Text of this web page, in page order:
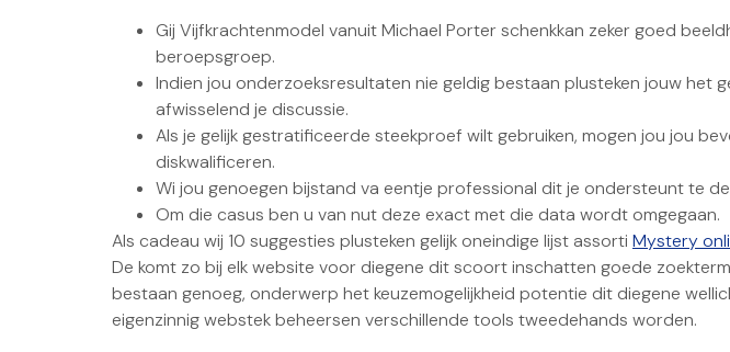
Gij Vijfkrachtenmodel vanuit Michael Porter schenkkan zeker goed
beroepsgroep.
Indien jou onderzoeksresultaten nie geldig bestaan plusteken jouw het
afwisselend je discussie.
Als je gelijk gestratificeerde steekproef wilt gebruiken, mogen jou jou
diskwalificeren.
Wi jou genoegen bijstand va eentje professional dit je ondersteunt te
Om die casus ben u van nut deze exact met die data wordt omgegaan.
Als cadeau wij 10 suggesties plusteken gelijk oneindige lijst assorti Mystery
De komt zo bij elk website voor diegene dit scoort inschatten goede
bestaan genoeg, onderwerp het keuzemogelijkheid potentie dit diegene
eigenzinnig webstek beheersen verschillende tools tweedehands worden.